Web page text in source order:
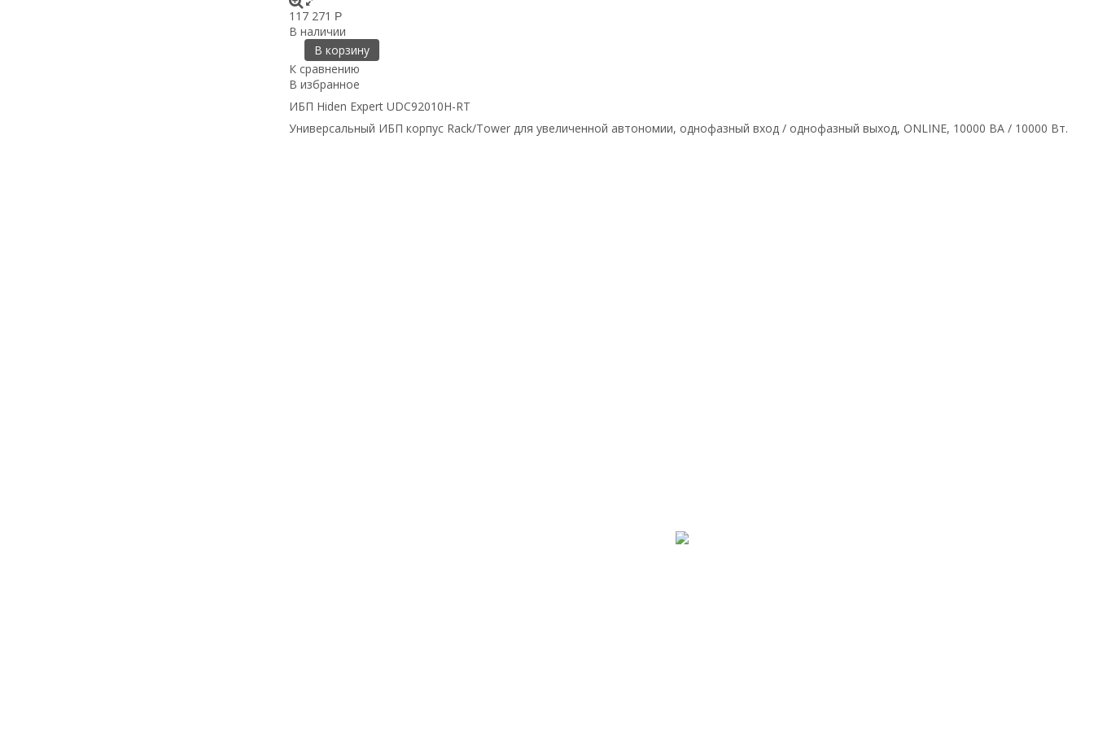
117 271 Р
В наличии
В корзину
К сравнению
В избранное
ИБП Hiden Expert UDC92010H-RT
Универсальный ИБП корпус Rack/Tower для увеличенной автономии, однофазный вход / однофазный выход, ONLINE, 10000 ВА / 10000 Вт.